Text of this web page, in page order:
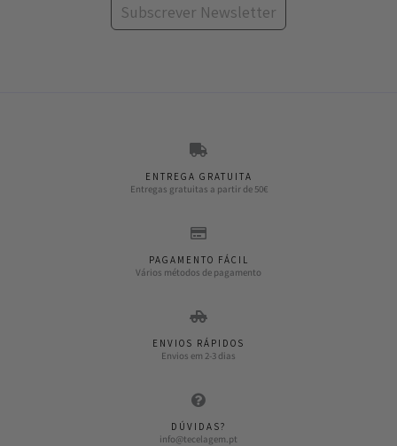
Subscrever Newsletter
ENTREGA GRATUITA
Entregas gratuitas a partir de 50€
PAGAMENTO FÁCIL
Vários métodos de pagamento
ENVIOS RÁPIDOS
Envios em 2-3 dias
DÚVIDAS?
info@tecelagem.pt